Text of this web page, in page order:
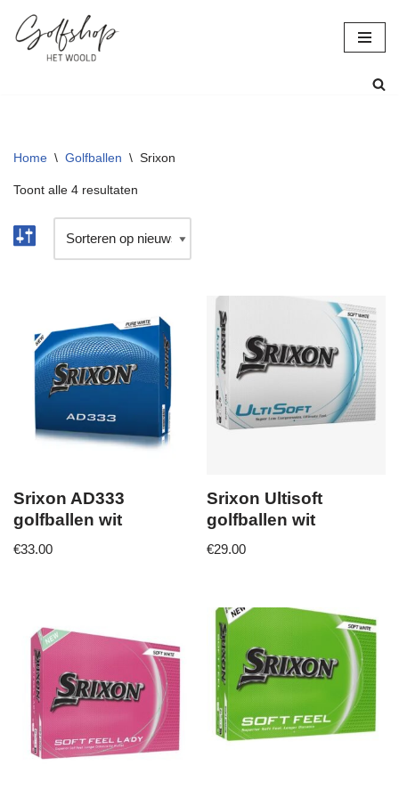
Ga
Home \ Golfballen \ Srixon
Toont alle 4 resultaten
Srixon AD333
golfballen wit
€33.00
Srixon Ultisoft
golfballen wit
€29.00